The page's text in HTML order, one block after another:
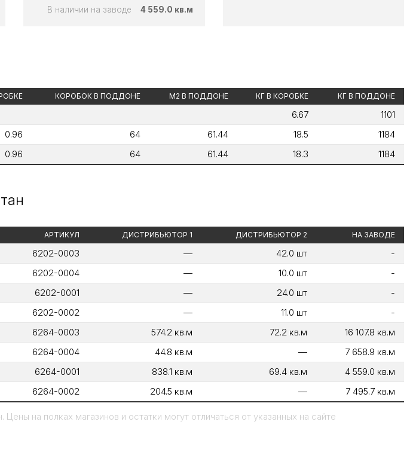
В наличии на заводе 4 559.0 кв.м
КОРОБОК В ПОДДОНЕ М2 В ПОДДОНЕ КГ В КОРОБКЕ КГ В ПОДДОНЕ
6.67
1101
0.96 64 61.44 18.5
1184
0.96 64 61.44 18.3 1184
АРТИКУЛ ДИСТРИБЬЮТОР 1 ДИСТРИБЬЮТОР 2 НА ЗАВОДЕ
6202-0003 — 42.0 шт
-
6202-0004 — 10.0 шт
-
6202-0001 — 24.0 шт
-
6202-0002 — 11.0 шт
-
6264-0003 574.2 кв.м 72.2 кв.м
16 107.8 кв.м
6264-0004 44.8 кв.м —
7 658.9 кв.м
6264-0001 838.1 кв.м 69.4 кв.м
4 559.0 кв.м
6264-0002 204.5 кв.м — 7 495.7 кв.м
на полках магазинов и остатки могут отличаться от указанных на сайте